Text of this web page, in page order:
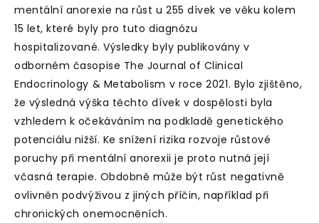
mentální anorexie na růst u 255 dívek ve věku kolem
15 let, které byly pro tuto diagnózu
hospitalizované. Výsledky byly publikovány v
odborném časopise The Journal of Clinical
Endocrinology & Metabolism v roce 2021. Bylo zjištěno,
že výsledná výška těchto dívek v dospělosti byla
vzhledem k očekáváním na podkladě genetického
potenciálu nižší. Ke snížení rizika rozvoje růstové
poruchy při mentální anorexii je proto nutná její
včasná terapie. Obdobně může být růst negativně
ovlivněn podvýživou z jiných příčin, například při
chronických onemocněních.